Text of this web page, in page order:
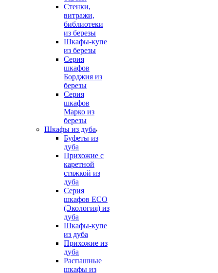
Стенки,
витражи,
библиотеки
из березы
Шкафы-купе
из березы
Серия
шкафов
Борджия из
березы
Серия
шкафов
Марко из
березы
Шкафы из дуба
Буфеты из
дуба
Прихожие с
каретной
стяжкой из
дуба
Серия
шкафов ECO
(Экология) из
дуба
Шкафы-купе
из дуба
Прихожие из
дуба
Распашные
шкафы из